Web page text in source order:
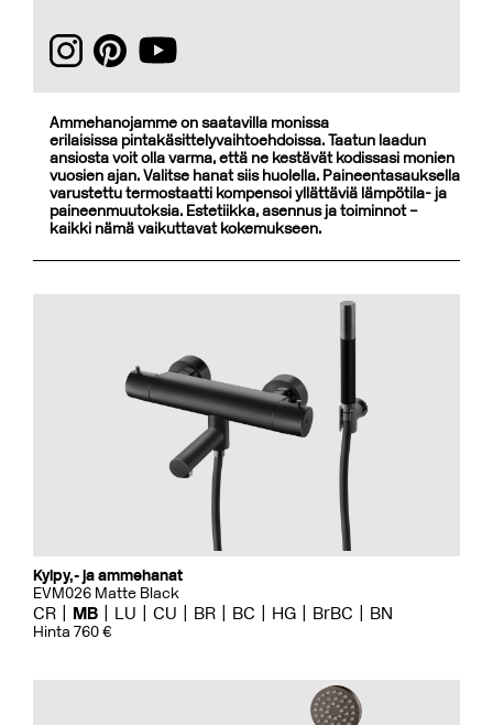
Ammehanojamme on saatavilla monissa
erilaisissa pintakäsittelyvaihtoehdoissa. Taatun laadun
ansiosta voit olla varma, että ne kestävät kodissasi monien
vuosien ajan. Valitse hanat siis huolella. Paineentasauksella
varustettu termostaatti kompensoi yllättäviä lämpötila- ja
paineenmuutoksia. Estetiikka, asennus ja toiminnot –
kaikki nämä vaikuttavat kokemukseen.
Kylpy,- ja ammehanat
EVM026 Matte Black
CR MB LU CU BR BC HG BrBC BN
Hinta 760 €